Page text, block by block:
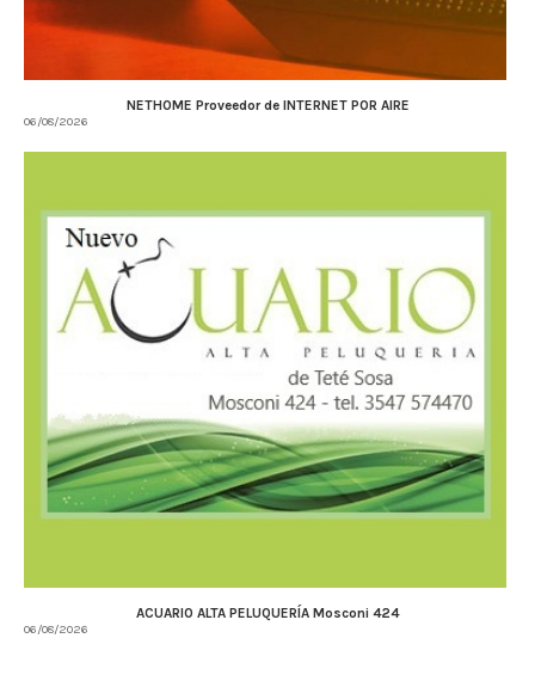
NETHOME Proveedor de INTERNET POR AIRE
06/08/2026
ACUARIO ALTA PELUQUERÍA Mosconi 424
06/08/2026